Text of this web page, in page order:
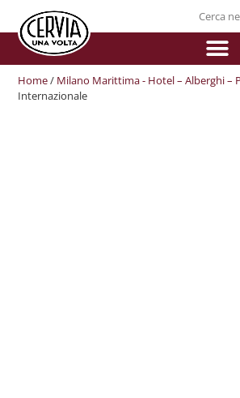
Home/ Milano Marittima - Hotel – Alberghi –
Internazionale